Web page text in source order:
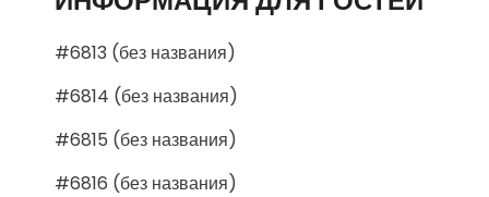
#6813 (без названия)
#6814 (без названия)
#6815 (без названия)
#6816 (без названия)